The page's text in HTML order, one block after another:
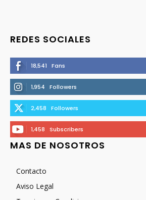
REDES SOCIALES
18,541 Fans
1,954 Followers
2,458 Followers
1,458 Subscribers
MAS DE NOSOTROS
Contacto
Aviso Legal